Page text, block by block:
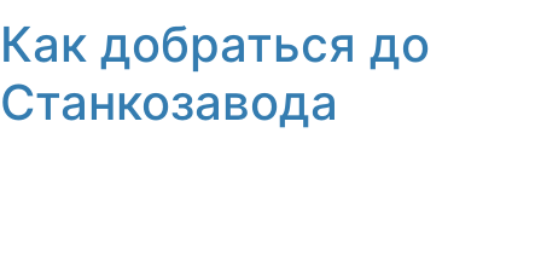
Как добраться до
Станкозавода